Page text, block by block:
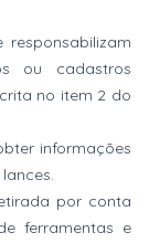
ou cadastros
no item 2 do
informações
por conta
ferramentas e